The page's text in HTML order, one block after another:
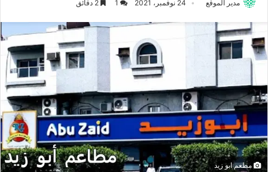
مدير الموقع 24 نوفمبر، 2021
مطعم ابو زيد